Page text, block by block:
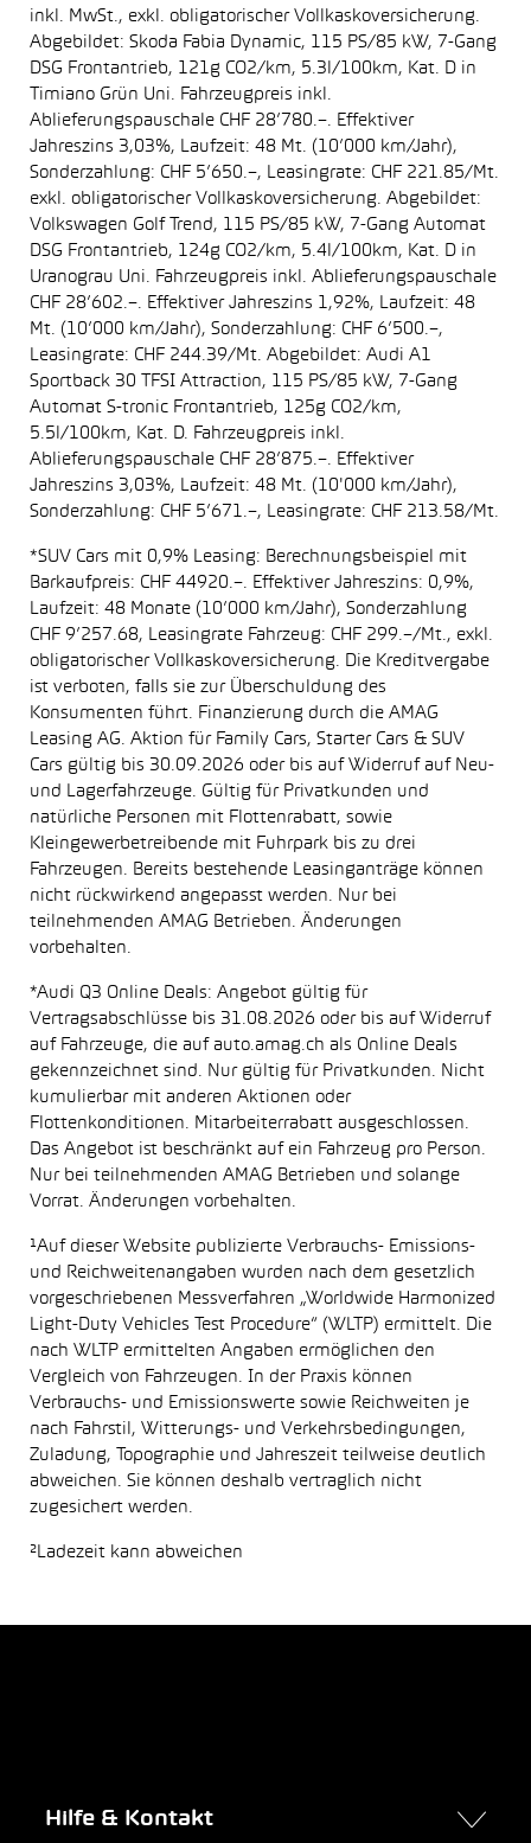
inkl. MwSt., exkl. obligatorischer Vollkaskoversicherung.
Abgebildet: Skoda Fabia Dynamic, 115 PS/85 kW, 7-Gang
DSG Frontantrieb, 121g CO2/km, 5.3l/100km, Kat. D in
Timiano Grün Uni. Fahrzeugpreis inkl.
Ablieferungspauschale CHF 28’780.–. Effektiver
Jahreszins 3,03%, Laufzeit: 48 Mt. (10’000 km/Jahr),
Sonderzahlung: CHF 5’650.–, Leasingrate: CHF 221.85/Mt.
exkl. obligatorischer Vollkaskoversicherung. Abgebildet:
Volkswagen Golf Trend, 115 PS/85 kW, 7-Gang Automat
DSG Frontantrieb, 124g CO2/km, 5.4l/100km, Kat. D in
Uranograu Uni. Fahrzeugpreis inkl. Ablieferungspauschale
CHF 28’602.–. Effektiver Jahreszins 1,92%, Laufzeit: 48
Mt. (10’000 km/Jahr), Sonderzahlung: CHF 6’500.–,
Leasingrate: CHF 244.39/Mt. Abgebildet: Audi A1
Sportback 30 TFSI Attraction, 115 PS/85 kW, 7-Gang
Automat S-tronic Frontantrieb, 125g CO2/km,
5.5l/100km, Kat. D. Fahrzeugpreis inkl.
Ablieferungspauschale CHF 28’875.–. Effektiver
Jahreszins 3,03%, Laufzeit: 48 Mt. (10'000 km/Jahr),
Sonderzahlung: CHF 5’671.–, Leasingrate: CHF 213.58/Mt.
*SUV Cars mit 0,9% Leasing: Berechnungsbeispiel mit
Barkaufpreis: CHF 44920.–. Effektiver Jahreszins: 0,9%,
Laufzeit: 48 Monate (10’000 km/Jahr), Sonderzahlung
CHF 9’257.68, Leasingrate Fahrzeug: CHF 299.–/Mt., exkl.
obligatorischer Vollkaskoversicherung. Die Kreditvergabe
ist verboten, falls sie zur Überschuldung des
Konsumenten führt. Finanzierung durch die AMAG
Leasing AG. Aktion für Family Cars, Starter Cars & SUV
Cars gültig bis 30.09.2026 oder bis auf Widerruf auf Neu-
und Lagerfahrzeuge. Gültig für Privatkunden und
natürliche Personen mit Flottenrabatt, sowie
Kleingewerbetreibende mit Fuhrpark bis zu drei
Fahrzeugen. Bereits bestehende Leasinganträge können
nicht rückwirkend angepasst werden. Nur bei
teilnehmenden AMAG Betrieben. Änderungen
vorbehalten.
*Audi Q3 Online Deals: Angebot gültig für
Vertragsabschlüsse bis 31.08.2026 oder bis auf Widerruf
auf Fahrzeuge, die auf auto.amag.ch als Online Deals
gekennzeichnet sind. Nur gültig für Privatkunden. Nicht
kumulierbar mit anderen Aktionen oder
Flottenkonditionen. Mitarbeiterrabatt ausgeschlossen.
Das Angebot ist beschränkt auf ein Fahrzeug pro Person.
Nur bei teilnehmenden AMAG Betrieben und solange
Vorrat. Änderungen vorbehalten.
¹Auf dieser Website publizierte Verbrauchs- Emissions-
und Reichweitenangaben wurden nach dem gesetzlich
vorgeschriebenen Messverfahren „Worldwide Harmonized
Light-Duty Vehicles Test Procedure“ (WLTP) ermittelt. Die
nach WLTP ermittelten Angaben ermöglichen den
Vergleich von Fahrzeugen. In der Praxis können
Verbrauchs- und Emissionswerte sowie Reichweiten je
nach Fahrstil, Witterungs- und Verkehrsbedingungen,
Zuladung, Topographie und Jahreszeit teilweise deutlich
abweichen. Sie können deshalb vertraglich nicht
zugesichert werden.
²Ladezeit kann abweichen
Hilfe & Kontakt